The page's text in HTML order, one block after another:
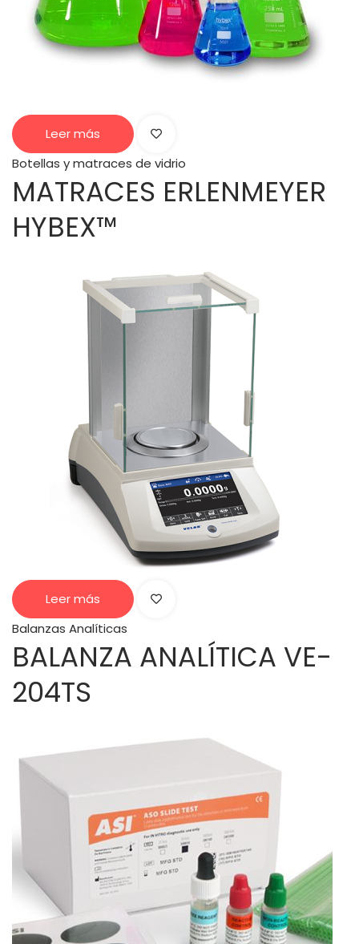
Leer más
Botellas y matraces de vidrio
MATRACES ERLENMEYER
HYBEX™
Leer más
Balanzas Analíticas
BALANZA ANALÍTICA VE-
204TS